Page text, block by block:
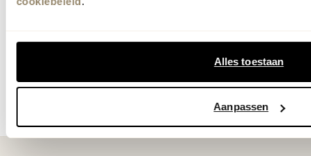
Alles toestaan
Aanpassen
Banken